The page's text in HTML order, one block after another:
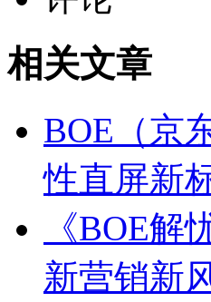
相关文章
BOE（京
性直屏新
《BOE
新营销新